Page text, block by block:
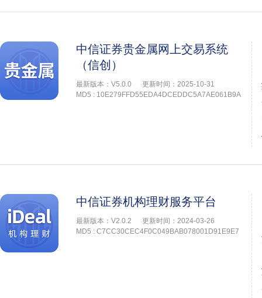
中信证券贵金属网上交易系统
（信创）
最新版本：V5.0.0
更新时间：2025-10-31
MD5 : 10E279FFD55EDA4DCEDDC5A7AE061B9A
中信证券机构理财服务平台
最新版本：V2.0.2
更新时间：2024-03-26
MD5 : C7CC30CEC4F0C049BAB078001D91E9E7